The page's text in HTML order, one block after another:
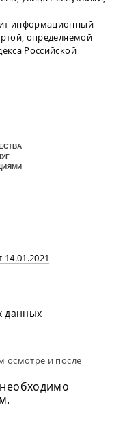
информационный
определяемой
Российской
данных
осмотре и после